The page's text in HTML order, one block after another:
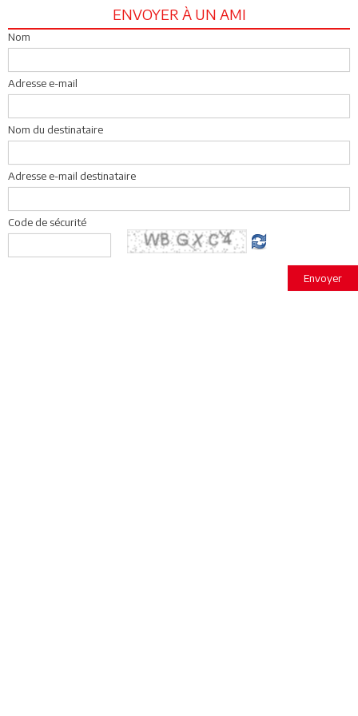
ENVOYER À UN AMI
Nom
Adresse e-mail
Nom du destinataire
Adresse e-mail destinataire
Code de sécurité
Envoyer